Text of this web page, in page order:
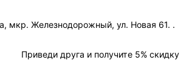
мкр. Железнодорожный, ул. Новая 61. .
Приведи друга и получите 5% скидку